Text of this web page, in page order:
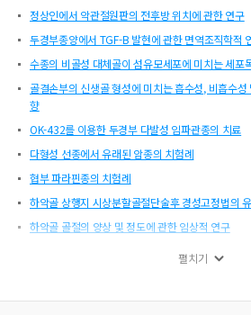
정상인에서 악관절원판의 전후방 위치에 관한 연구
두경부종양에서 TGF-B 발현에 관한 면역조직학적
수종의 비골성 대체골이 섬유모세포에 미치는 세포
골결손부의 신생골 형성에 미치는 흡수성, 비흡수
향
OK-432를 이용한 두경부 다발성 임파관종의 치료
다형성 선종에서 유래된 암종의 치험례
협부 파라핀종의 치험례
하악골 상행지 시상분할골절단술후 경성고정법의
하악골 골절의 양상 및 정도에 관한 임상적 연구
악관절내장증환자의 악관절조영사진과 자기공명영
상하악 동시이동술후 안정성에 관한 연구
펼치기